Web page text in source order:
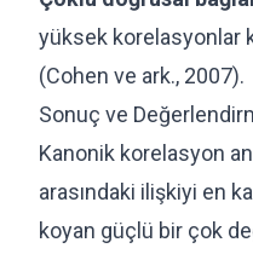
yüksek korelasyonlar
(Cohen ve ark., 2007).
Sonuç ve
Kanonik korelasyon
arasındaki ilişkiyi en
koyan güçlü bir çok